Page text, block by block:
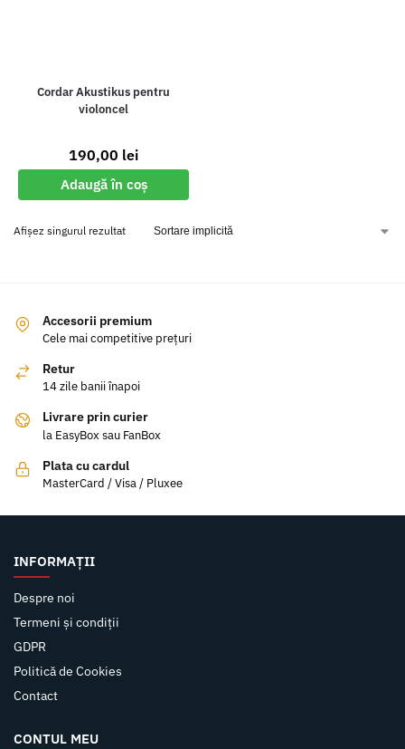
Cordar Akustikus pentru
violoncel
190,00 lei
Adaugă în coș
Afișez singurul rezultat
Accesorii premium
Cele mai competitive prețuri
Retur
14 zile banii înapoi
Livrare prin curier
la EasyBox sau FanBox
Plata cu cardul
MasterCard / Visa / Pluxee
INFORMAȚII
Despre noi
Termeni și condiții
GDPR
Politică de Cookies
Contact
CONTUL MEU